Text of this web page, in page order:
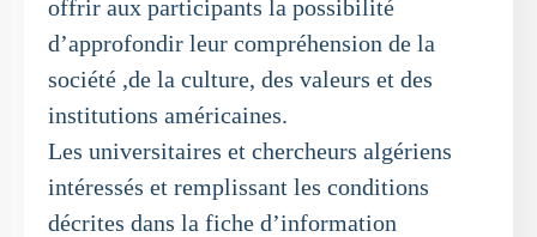
offrir aux participants la possibilité
d’approfondir leur compréhension de la
société ,de la culture, des valeurs et des
institutions américaines.
Les universitaires et chercheurs algériens
intéressés et remplissant les conditions
décrites dans la fiche d’information